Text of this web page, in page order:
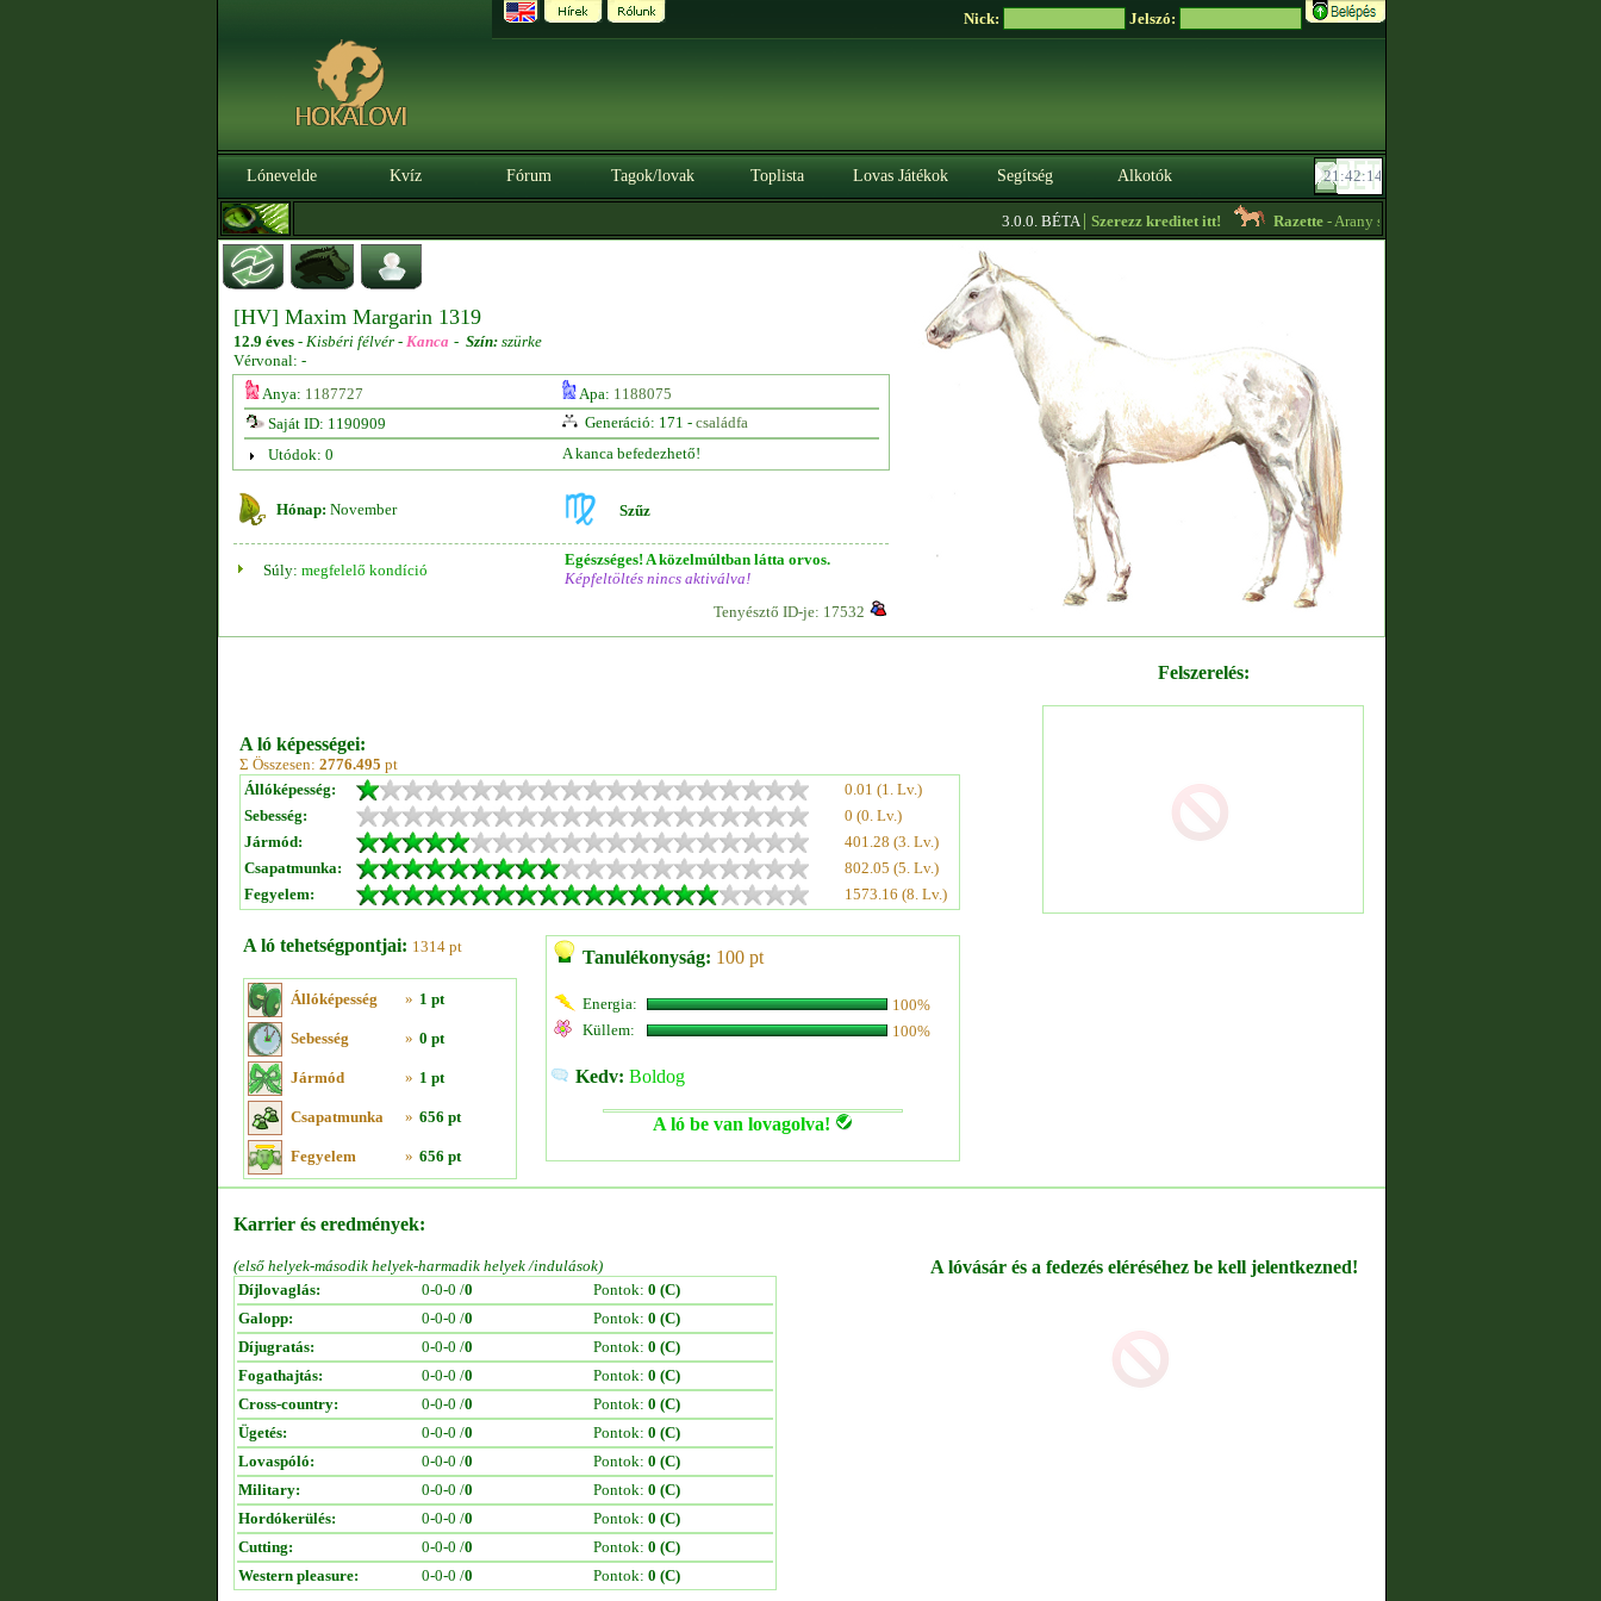
Nick: Jelszó:
Lónevelde Kvíz Fórum Tagok/lovak Toplista Lovas Játékok Segítség Alkotók
3.0.0. BÉTA|Szerezz kreditet itt! Razette- Arany színű akhalok eladóak. Ugyanitt
[HV] Maxim Margarin 1319
12.9 éves - Kisbéri félvér - Kanca - Szín: szürke
Vérvonal: -
Anya: 1187727 Apa: 1188075
Saját ID: 1190909
Generáció: 171 - családfa
Utódok: 0
A kanca befedezhető!
Hónap: November Szűz
Súly: megfelelő kondíció
Egészséges! A közelmúltban látta orvos.
Képfeltöltés nincs aktiválva!
Tenyésztő ID-je: 17532
A ló képességei:
Σ Összesen: 2776.495 pt
Állóképesség:
0.01 (1. Lv.)
Sebesség:
0 (0. Lv.)
Jármód:
401.28 (3. Lv.)
Csapatmunka:
802.05 (5. Lv.)
Fegyelem:
1573.16 (8. Lv.)
A ló tehetségpontjai: 1314 pt
Állóképesség » 1 pt
Sebesség » 0 pt
Jármód » 1 pt
Csapatmunka » 656 pt
Fegyelem » 656 pt
Tanulékonyság: 100 pt
Energia:
100%
Küllem:
100%
Kedv: Boldog
A ló be van lovagolva!
Felszerelés:
Karrier és eredmények:
(első helyek-második helyek-harmadik helyek /indulások)
Díjlovaglás:
0-0-0 /0 Pontok: 0 (C)
Galopp:
0-0-0 /0 Pontok: 0 (C)
Díjugratás:
0-0-0 /0 Pontok: 0 (C)
Fogathajtás:
0-0-0 /0 Pontok: 0 (C)
Cross-country:
0-0-0 /0 Pontok: 0 (C)
Ügetés:
0-0-0 /0 Pontok: 0 (C)
Lovaspóló:
0-0-0 /0 Pontok: 0 (C)
Military:
0-0-0 /0 Pontok: 0 (C)
Hordókerülés:
0-0-0 /0 Pontok: 0 (C)
Cutting:
0-0-0 /0 Pontok: 0 (C)
Western pleasure:
0-0-0 /0 Pontok: 0 (C)
A lóvásár és a fedezés eléréséhez be kell jelentkezned!